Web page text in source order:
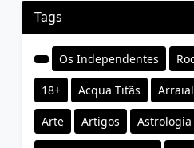
Tags
Os Independentes
18+ Acqua Titãs
Arte Artigos Astrologia